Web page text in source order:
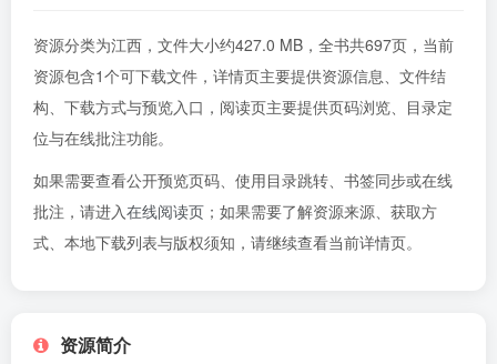
资源分类为江西，文件大小约427.0 MB，全书共697页，当前
资源包含1个可下载文件，详情页主要提供资源信息、文件结
构、下载方式与预览入口，阅读页主要提供页码浏览、目录定
位与在线批注功能。
如果需要查看公开预览页码、使用目录跳转、书签同步或在线
批注，请进入在线阅读页 ；如果需要了解资源来源、获取方
式、本地下载列表与版权须知，请继续查看当前详情页。
资源简介